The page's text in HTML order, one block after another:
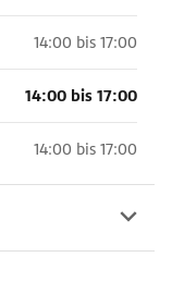
14:00 bis 17:00
14:00 bis 17:00
14:00 bis 17:00